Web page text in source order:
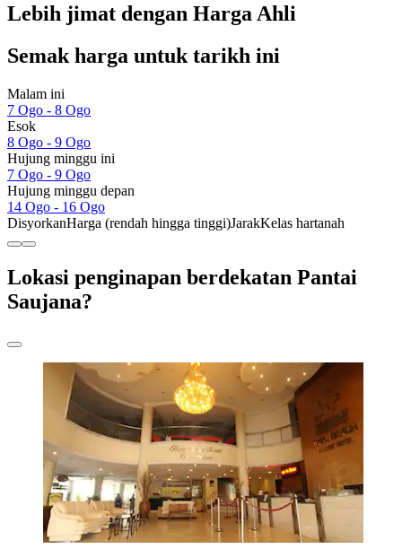
Lebih jimat dengan Harga Ahli
Semak harga untuk tarikh ini
Malam ini
7 Ogo - 8 Ogo
Esok
8 Ogo - 9 Ogo
Hujung minggu ini
7 Ogo - 9 Ogo
Hujung minggu depan
14 Ogo - 16 Ogo
DisyorkanHarga (rendah hingga tinggi)JarakKelas hartanah
Lokasi penginapan berdekatan Pantai
Saujana?